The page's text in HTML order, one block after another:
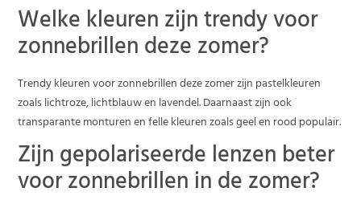
Welke kleuren zijn trendy voor
zonnebrillen deze zomer?
Trendy kleuren voor zonnebrillen deze zomer zijn pastelkleuren
zoals lichtroze, lichtblauw en lavendel. Daarnaast zijn ook
transparante monturen en felle kleuren zoals geel en rood populair.
Zijn gepolariseerde lenzen beter
voor zonnebrillen in de zomer?